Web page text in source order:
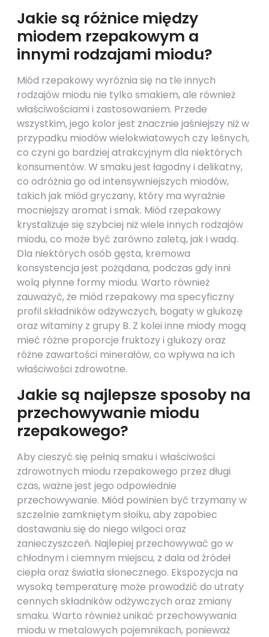
Jakie są różnice między
miodem rzepakowym a
innymi rodzajami miodu?
Miód rzepakowy wyróżnia się na tle innych
rodzajów miodu nie tylko smakiem, ale również
właściwościami i zastosowaniem. Przede
wszystkim, jego kolor jest znacznie jaśniejszy niż w
przypadku miodów wielokwiatowych czy leśnych,
co czyni go bardziej atrakcyjnym dla niektórych
konsumentów. W smaku jest łagodny i delikatny,
co odróżnia go od intensywniejszych miodów,
takich jak miód gryczany, który ma wyraźnie
mocniejszy aromat i smak. Miód rzepakowy
krystalizuje się szybciej niż wiele innych rodzajów
miodu, co może być zarówno zaletą, jak i wadą.
Dla niektórych osób gęsta, kremowa
konsystencja jest pożądana, podczas gdy inni
wolą płynne formy miodu. Warto również
zauważyć, że miód rzepakowy ma specyficzny
profil składników odżywczych, bogaty w glukozę
oraz witaminy z grupy B. Z kolei inne miody mogą
mieć różne proporcje fruktozy i glukozy oraz
różne zawartości minerałów, co wpływa na ich
właściwości zdrowotne.
Jakie są najlepsze sposoby na
przechowywanie miodu
rzepakowego?
Aby cieszyć się pełnią smaku i właściwości
zdrowotnych miodu rzepakowego przez długi
czas, ważne jest jego odpowiednie
przechowywanie. Miód powinien być trzymany w
szczelnie zamkniętym słoiku, aby zapobiec
dostawaniu się do niego wilgoci oraz
zanieczyszczeń. Najlepiej przechowywać go w
chłodnym i ciemnym miejscu, z dala od źródeł
ciepła oraz światła słonecznego. Ekspozycja na
wysoką temperaturę może prowadzić do utraty
cennych składników odżywczych oraz zmiany
smaku. Warto również unikać przechowywania
miodu w metalowych pojemnikach, ponieważ